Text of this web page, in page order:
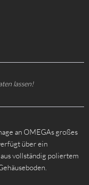
lassen!
an OMEGAs großes
über ein
vollständig poliertem